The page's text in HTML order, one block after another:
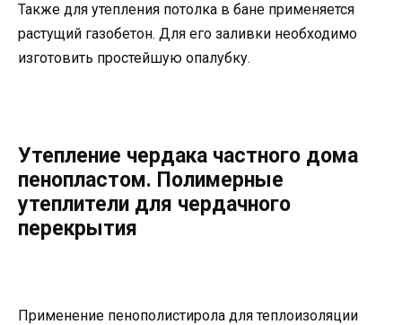
Также для утепления потолка в бане применяется
растущий газобетон. Для его заливки необходимо
изготовить простейшую опалубку.
Утепление чердака частного дома
пенопластом. Полимерные
утеплители для чердачного
перекрытия
Применение пенополистирола для теплоизоляции